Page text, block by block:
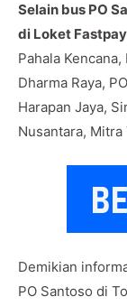
Selain bus PO
di Loket
Pahala
Dharma Raya,
Harapan Jaya,
Nusantara,
Demikian
PO Santoso di